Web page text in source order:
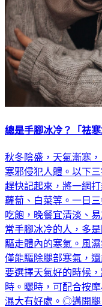
總是手腳冰冷？「祛
秋冬陰盛，天氣漸寒
寒邪侵犯人體。以下
趕快記起來，將一網
蘿蔔、白菜等。一日
吃飽，晚餐宜清淡、
常手腳冰冷的人，多
驅走體內的寒氣。風
僅能驅除腿部寒氣，
要選擇天氣好的時候
時。曬時，可配合按
濕大有好處。◎邁開腿